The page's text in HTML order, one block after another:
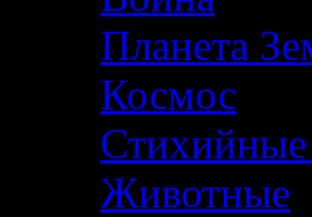
Планета
Космос
Стихийные
Животные